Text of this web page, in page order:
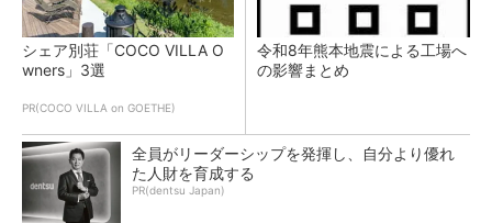
シェア別荘「COCO VILLA O
wners」3選
PR(COCO VILLA on GOETHE)
令和8年熊本地震による工場へ
の影響まとめ
全員がリーダーシップを発揮し、自分より優れ
た人財を育成する
PR(dentsu Japan)